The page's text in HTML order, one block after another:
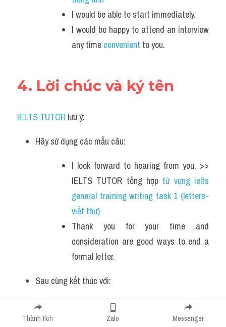
I would be able to start immediately.
I would be happy to attend an interview
any time convenient to you.
4. Lời chúc và ký tên
IELTS TUTOR lưu ý:
Hãy sử dụng các mẫu câu:
I look forward to hearing from you. >>
IELTS TUTOR tổng hợp từ vựng ielts
general training writing task 1 (letters-
viết thư)
Thank you for your time and
consideration are good ways to end a
formal letter.
Sau cùng kết thúc với:
Yours faithfully
Yours sincerely >> IELTS TUTOR hướng
Thành tích Zalo Messenger